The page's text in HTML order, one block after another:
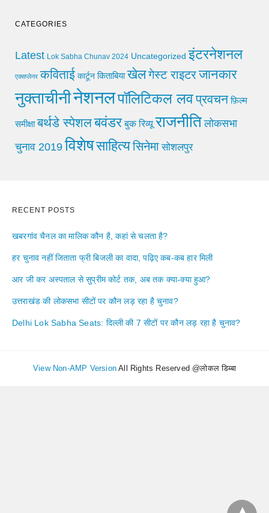
CATEGORIES
Latest Lok Sabha Chunav 2024 Uncategorized इंटरनेशनल
एक्सप्लेनर कविताई कार्टून किताबिया खेलगेस्ट राइटरजानकार
नुक्ताचीनीनेशनलपॉलिटिकल लवप्रवचन फ़िल्म
समीक्षा बर्थडे स्पेशलबवंडर बुक रिव्यू राजनीति लोकसभा
चुनाव 2019 विशेषसाहित्यसिनेमा सोशलपुर
RECENT POSTS
खबरगांव चैनल का मालिक कौन है, कहां से चलता है?
हर चुनाव नहीं जिताता फ्री बिजली का वादा, पढ़िए कब-कब हार मिली
आर जी कर अस्पताल से सुप्रीम कोर्ट तक, अब तक क्या-क्या हुआ?
उत्तराखंड की लोकसभा सीटों पर कौन लड़ रहा है चुनाव?
Delhi Lok Sabha Seats: दिल्ली की 7 सीटों पर कौन लड़ रहा है चुनाव?
View Non-AMP Version All Rights Reserved @लोकल डिब्बा